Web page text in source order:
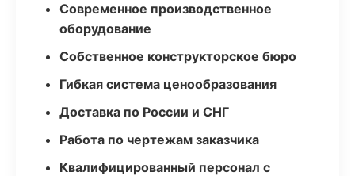
Современное производственное
оборудование
Собственное конструкторское бюро
Гибкая система ценообразования
Доставка по России и СНГ
Работа по чертежам заказчика
Квалифицированный персонал с